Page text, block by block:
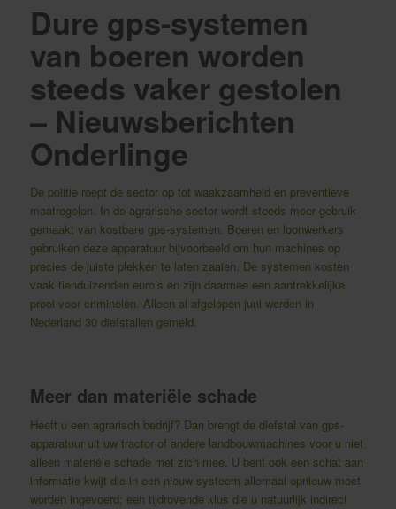
Dure gps-systemen
van boeren worden
steeds vaker gestolen
– Nieuwsberichten
Onderlinge
De politie roept de sector op tot waakzaamheid en preventieve
maatregelen. In de agrarische sector wordt steeds meer gebruik
gemaakt van kostbare gps-systemen. Boeren en loonwerkers
gebruiken deze apparatuur bijvoorbeeld om hun machines op
precies de juiste plekken te laten zaaien. De systemen kosten
vaak tienduizenden euro’s en zijn daarmee een aantrekkelijke
prooi voor criminelen. Alleen al afgelopen juni werden in
Nederland 30 diefstallen gemeld.
Meer dan materiële schade
Heeft u een agrarisch bedrijf? Dan brengt de diefstal van gps-
apparatuur uit uw tractor of andere landbouwmachines voor u niet
alleen materiële schade met zich mee. U bent ook een schat aan
informatie kwijt die in een nieuw systeem allemaal opnieuw moet
worden ingevoerd; een tijdrovende klus die u natuurlijk indirect